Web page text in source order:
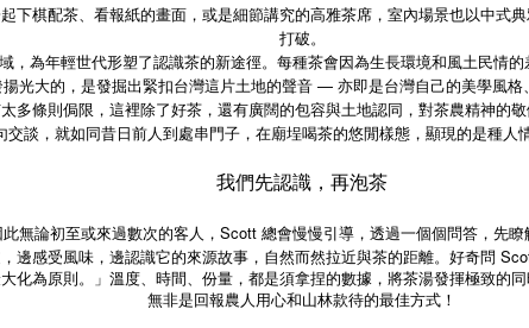
下棋配茶、看報紙的畫面，或是細節講究的高雅茶席，室內場景也以中式
打破。
，為年輕世代形塑了認識茶的新途徑。每種茶會因為生長環境和風土民情
光大的，是發掘出緊扣台灣這片土地的聲音 — 亦即是台灣自己的美學風格
多條則侷限，這裡除了好茶，還有廣闊的包容與土地認同，對茶農精神的
交談，就如同昔日前人到處串門子，在廟埕喝茶的悠閒樣態，顯現的是種人
我們先認識，再泡茶
無論初至或來過數次的客人，Scott 總會慢慢引導，透過一個個問答，先瞭
邊感受風味，邊認識它的來源故事，自然而然拉近與茶的距離。好奇問
化為原則。」溫度、時間、份量，都是須拿捏的數據，將茶湯發揮極致的
無非是回報農人用心和山林款待的最佳方式！